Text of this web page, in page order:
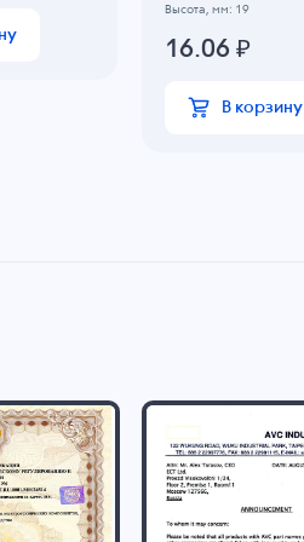
Высота, мм: 19
16.06 ₽
В корзину